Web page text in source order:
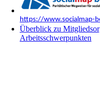
https://www.socialmap-
Überblick zu
Arbeitsschwerpunkten